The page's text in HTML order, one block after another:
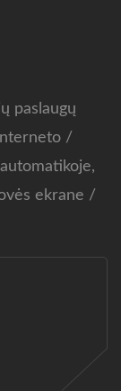
paslaugų
/
ekrane /